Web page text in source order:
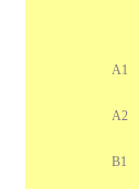
A1
A2
B1